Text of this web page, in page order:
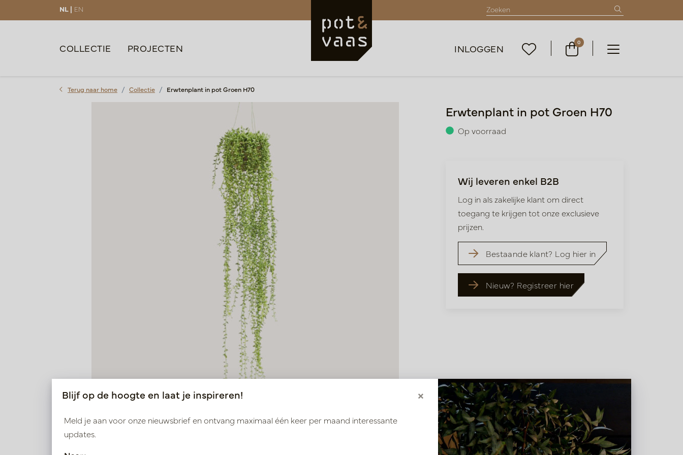
NL | EN
COLLECTIE PROJECTEN INLOGGEN 0
Terug naar home Collectie Erwtenplant in pot Groen H70
Erwtenplant in pot Groen H70
Op voorraad
Wij leveren enkel B2B
Log in als zakelijke klant om direct
toegang te krijgen tot onze exclusieve
prijzen.
Bestaande klant? Log hier in
Nieuw? Registreer hier
Blijf op de hoogte en laat je inspireren! ×
Meld je aan voor onze nieuwsbrief en ontvang maximaal één keer per maand interessante
updates.